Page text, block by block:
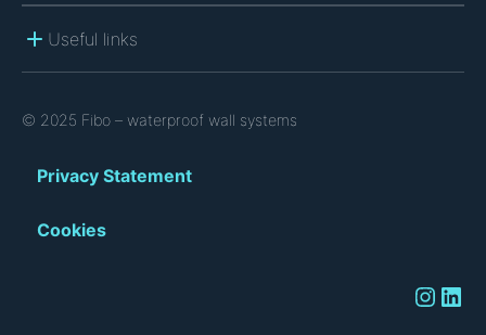
Useful links
© 2025 Fibo – waterproof wall systems
Privacy Statement
Cookies
Instagram LinkedIn